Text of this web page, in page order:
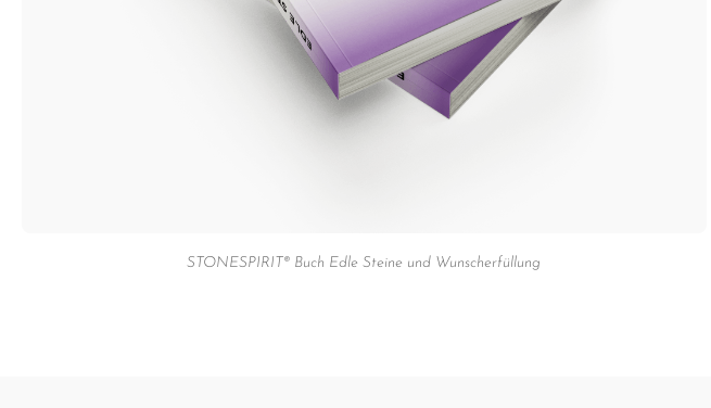
STONESPIRIT® Buch Edle Steine und Wunscherfüllung